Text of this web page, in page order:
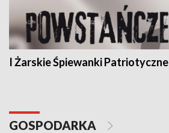
I Żarskie Śpiewanki Patriotyczne
GOSPODARKA